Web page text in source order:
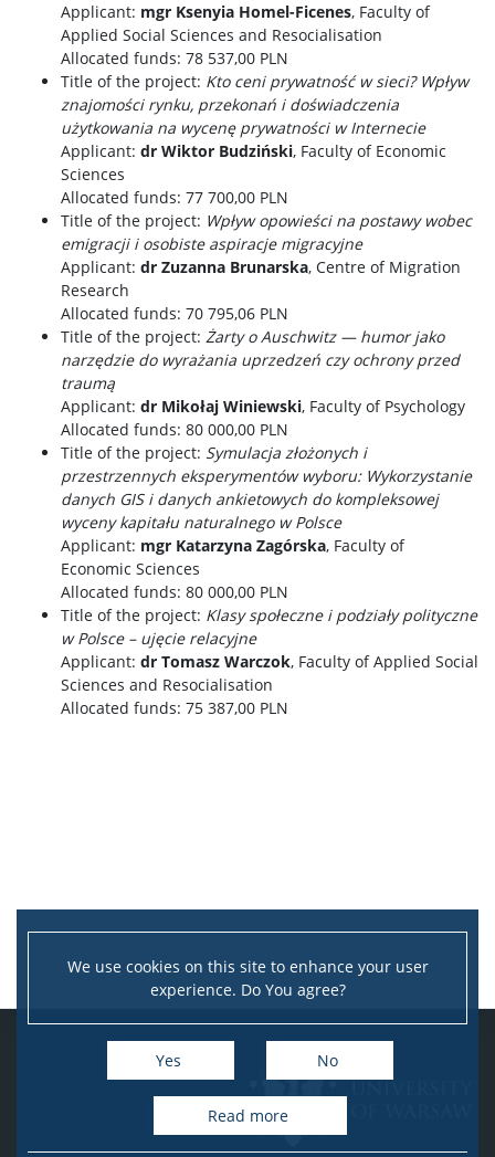
We use cookies on this site to enhance your user
experience. Do You agree?
Yes No
Read more
Applicant: mgr Ksenyia Homel-Ficenes, Faculty of
Applied Social Sciences and Resocialisation
Allocated funds: 78 537,00 PLN
Title of the project: Kto ceni prywatność w sieci? Wpływ
znajomości rynku, przekonań i doświadczenia
użytkowania na wycenę prywatności w Internecie
Applicant: dr Wiktor Budziński, Faculty of Economic
Sciences
Allocated funds: 77 700,00 PLN
Title of the project: Wpływ opowieści na postawy wobec
emigracji i osobiste aspiracje migracyjne
Applicant: dr Zuzanna Brunarska, Centre of Migration
Research
Allocated funds: 70 795,06 PLN
Title of the project: Żarty o Auschwitz — humor jako
narzędzie do wyrażania uprzedzeń czy ochrony przed
traumą
Applicant: dr Mikołaj Winiewski, Faculty of Psychology
Allocated funds: 80 000,00 PLN
Title of the project: Symulacja złożonych i
przestrzennych eksperymentów wyboru: Wykorzystanie
danych GIS i danych ankietowych do kompleksowej
wyceny kapitału naturalnego w Polsce
Applicant: mgr Katarzyna Zagórska, Faculty of
Economic Sciences
Allocated funds: 80 000,00 PLN
Title of the project: Klasy społeczne i podziały polityczne
w Polsce – ujęcie relacyjne
Applicant: dr Tomasz Warczok, Faculty of Applied Social
Sciences and Resocialisation
Allocated funds: 75 387,00 PLN